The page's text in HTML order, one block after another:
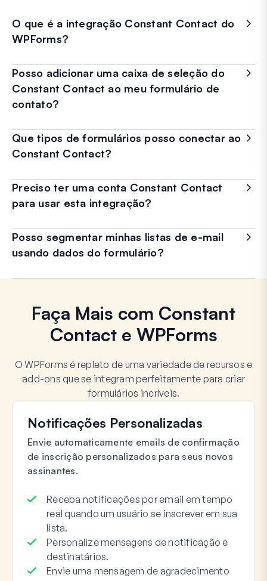
O que é a integração Constant Contact do
WPForms?
Posso adicionar uma caixa de seleção do
Constant Contact ao meu formulário de
contato?
Que tipos de formulários posso conectar ao
Constant Contact?
Preciso ter uma conta Constant Contact
para usar esta integração?
Posso segmentar minhas listas de e-mail
usando dados do formulário?
Faça Mais com Constant
Contact e WPForms
O WPForms é repleto de uma variedade de recursos e
add-ons que se integram perfeitamente para criar
formulários incríveis.
Notificações Personalizadas
Envie automaticamente emails de confirmação
de inscrição personalizados para seus novos
assinantes.
Receba notificações por email em tempo
real quando um usuário se inscrever em sua
lista.
Personalize mensagens de notificação e
destinatários.
Envie uma mensagem de agradecimento